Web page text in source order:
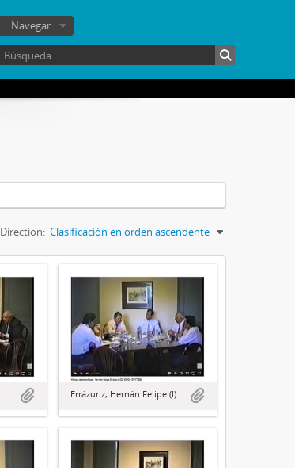
Navegar
Direction: Clasificación en orden ascendente
Errázuriz, Hernán Felipe (I)